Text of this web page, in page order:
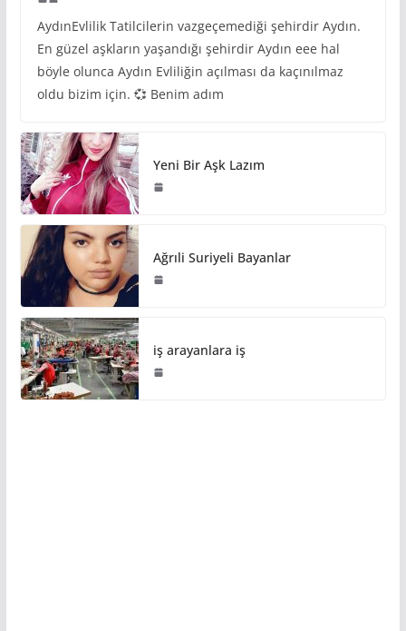
AydınEvlilik Tatilcilerin vazgeçemediği şehirdir Aydın.
En güzel aşkların yaşandığı şehirdir Aydın eee hal
böyle olunca Aydın Evliliğin açılması da kaçınılmaz
oldu bizim için. 💞 Benim adım
Yeni Bir Aşk Lazım
Ağrıli Suriyeli Bayanlar
iş arayanlara iş